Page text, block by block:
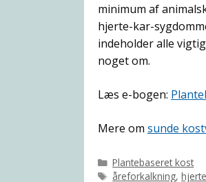
minimum af
hjerte-kar-
indeholder alle
noget om.
Læs e-bogen:
Mere om sunde
Kategorier
Plantebaseret kost
Tags
åreforkalkning,